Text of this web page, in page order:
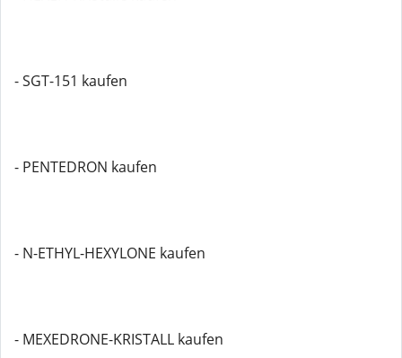
- SGT-151 kaufen
- PENTEDRON kaufen
- N-ETHYL-HEXYLONE kaufen
- MEXEDRONE-KRISTALL kaufen